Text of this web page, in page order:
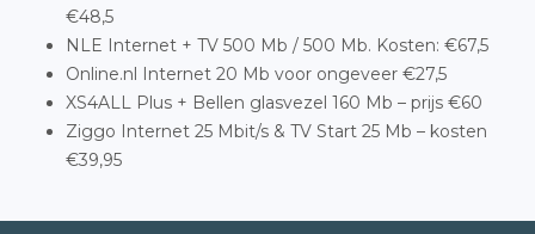
€48,5
NLE Internet + TV 500 Mb / 500 Mb. Kosten: €67,5
Online.nl Internet 20 Mb voor ongeveer €27,5
XS4ALL Plus + Bellen glasvezel 160 Mb – prijs €60
Ziggo Internet 25 Mbit/s & TV Start 25 Mb – kosten
€39,95